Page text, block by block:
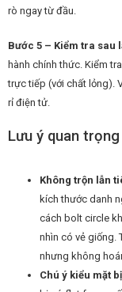
rò ngay từ đầu.
Bước 5 – Kiểm tra sau
hành chính thức. Kiểm
trực tiếp (với chất lỏng).
rỉ điện tử.
Lưu ý quan trọng
Không trộn lẫn
kích thước danh
cách bolt circle
nhìn có vẻ giống.
nhưng không
Chú ý kiểu mặt